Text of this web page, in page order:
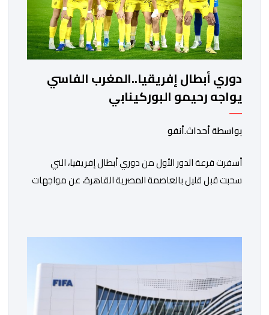
دوري أبطال إفريقيا..المغرب الفاسي
يواجه رحيمو البوركينابي
بواسطة أحداث.أنفو
أسفرت قرعة الدور الأول من دوري أبطال إفريقيا، التي
سحبت قبل قليل بالعاصمة المصرية القاهرة، عن مواجهات
نهضة بركان على موعد في هذا الدور مع الفائز من المباراة
الغامبي، حيث يطمح الفريق […]